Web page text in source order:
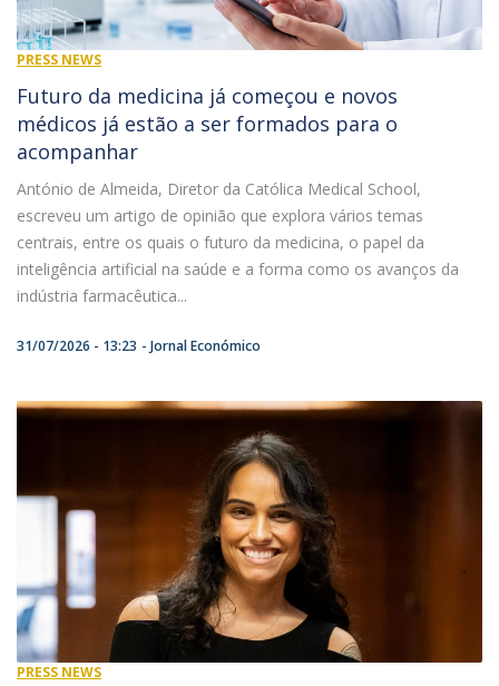
PRESS NEWS
Futuro da medicina já começou e novos
médicos já estão a ser formados para o
acompanhar
António de Almeida, Diretor da Católica Medical School,
escreveu um artigo de opinião que explora vários temas
centrais, entre os quais o futuro da medicina, o papel da
inteligência artificial na saúde e a forma como os avanços da
indústria farmacêutica...
31/07/2026 - 13:23 Jornal Económico
PRESS NEWS